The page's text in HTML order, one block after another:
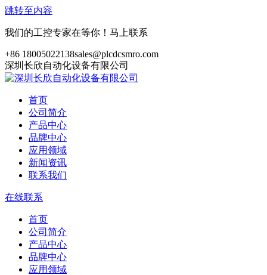
跳转至内容
我们的工控专家在等你！马上联系
+86 18005022138sales@plcdcsmro.com
深圳长欣自动化设备有限公司
首页
公司简介
产品中心
品牌中心
应用领域
新闻资讯
联系我们
在线联系
首页
公司简介
产品中心
品牌中心
应用领域